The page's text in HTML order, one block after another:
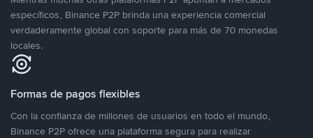
específicos, Binance P2P brinda una experiencia comercial
verdaderamente global con soporte para más de 70 monedas
locales.
Formas de pagos flexibles
Con la confianza de millones de usuarios en todo el mundo,
Binance P2P ofrece una plataforma segura para realizar